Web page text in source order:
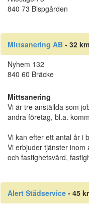
840 73 Bispgården
Mittsanering AB- 32 km
Nyhem 132
840 60 Bräcke
Mittsanering
Vi är tre anställda som
andra företag, bl.a.
Vi kan efter ett antal år i
Vi erbjuder tjänster inom
och fastighetsvård,
Alert Städservice- 45